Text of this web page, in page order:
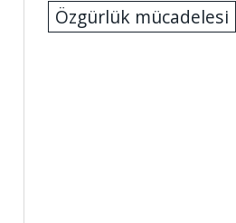
Özgürlük mücadelesi